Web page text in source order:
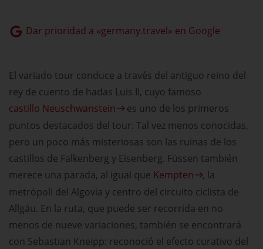
Dar prioridad a «germany.travel» en Google
El variado tour conduce a través del antiguo reino del
rey de cuento de hadas Luis II, cuyo famoso
castillo Neuschwanstein
es uno de los primeros
puntos destacados del tour. Tal vez menos conocidas,
pero un poco más misteriosas son las ruinas de los
castillos de Falkenberg y Eisenberg. Füssen también
merece una parada, al igual que Kempten
, la
metrópoli del Algovia y centro del circuito ciclista de
Allgäu. En la ruta, que puede ser recorrida en no
menos de nueve variaciones, también se encontrará
con Sebastian Kneipp: reconoció el efecto curativo del